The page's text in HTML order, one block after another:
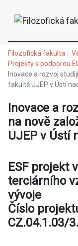
Filozofická fakulta
Projekty s podporou
Inovace a rozvoj
fakultě UJEP v Ústí
Inovace a
na nově
UJEP v Ústí
ESF projekt
terciárního
vývoje
Číslo
CZ.04.1.03/